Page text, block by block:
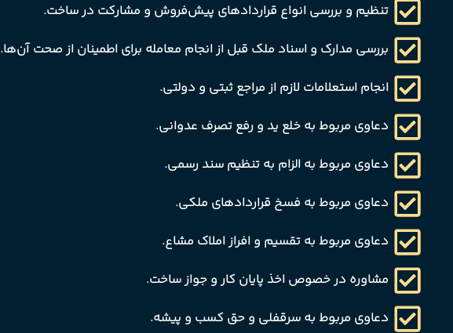
تنظیم و بررسی انواع قراردادهای پیش‌فروش و مشارکت در ساخت.
بررسی مدارک و اسناد ملک قبل از انجام معامله برای اطمینان از صحت آن‌ها.
انجام استعلامات لازم از مراجع ثبتی و دولتی.
دعاوی مربوط به خلع ید و رفع تصرف عدوانی.
دعاوی مربوط به الزام به تنظیم سند رسمی.
دعاوی مربوط به فسخ قراردادهای ملکی.
دعاوی مربوط به تقسیم و افراز املاک مشاع.
مشاوره در خصوص اخذ پایان کار و جواز ساخت.
دعاوی مربوط به سرقفلی و حق کسب و پیشه.